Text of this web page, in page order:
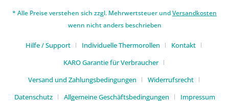
* Alle Preise verstehen sich zzgl. Mehrwertsteuer undVersandkosten
wenn nicht anders beschrieben
Hilfe / Support Individuelle Thermorollen
Kontakt
KARO Garantie für Verbraucher
Versand und Zahlungsbedingungen
Widerrufsrecht
Datenschutz
Allgemeine Geschäftsbedingungen Impressum